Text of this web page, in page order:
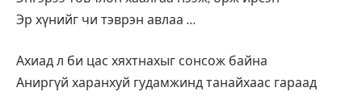
Эр хүнийг чи тэврэн авлаа …
Ахиад л би цас хяхтнахыг сонсож байна
Аниргүй харанхуй гудамжинд танайхаас гараад